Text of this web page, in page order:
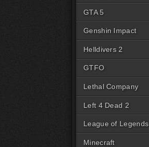
GTA 5
Genshin Impact
Helldivers 2
GTFO
Lethal Company
Left 4 Dead 2
League of Legends
Minecraft